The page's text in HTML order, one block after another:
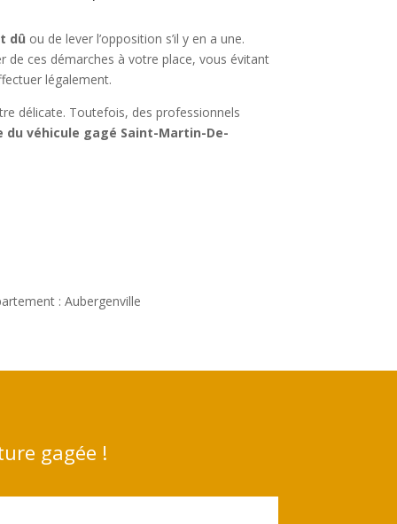
dû ou de lever l’opposition s’il y en a une.
de ces démarches à votre place, vous évitant
légalement.
délicate. Toutefois, des professionnels
du véhicule gagé Saint-Martin-De-
: Aubergenville
gagée !